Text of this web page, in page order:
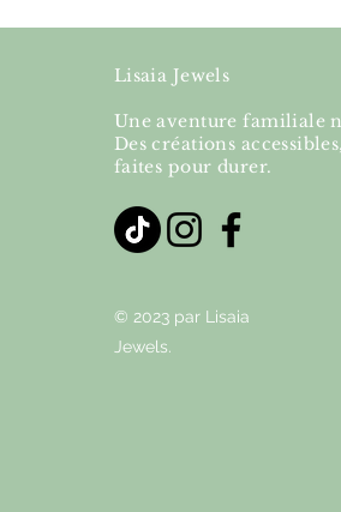
Lisaia Jewels
Une aventure familiale
Des créations
faites pour durer.
© 2023 par Lisaia
Jewels.